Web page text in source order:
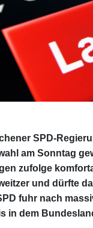
SPD-
am Sonntag
zufolge
und dürfte
fuhr nach
in dem